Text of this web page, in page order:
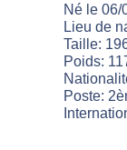
Né le 06/
Lieu de
Taille:
Poids:
Poste: